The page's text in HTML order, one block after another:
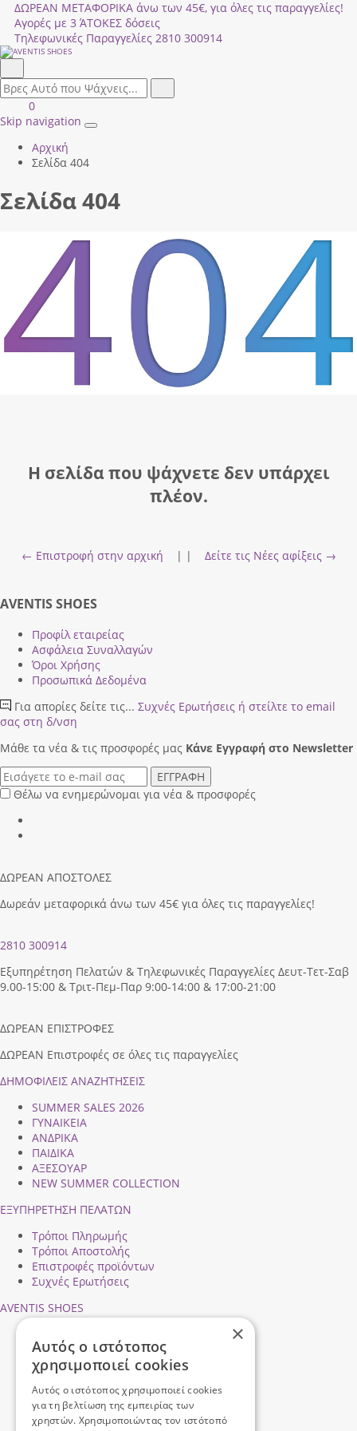
ΔΩΡΕΑΝ ΜΕΤΑΦΟΡΙΚΑ άνω των 45€, για όλες τις παραγγελίες!
Αγορές με 3 ΆΤΟΚΕΣ δόσεις
Τηλεφωνικές Παραγγελίες 2810 300914
field.search
Είσοδος
|
ΚΑΛΑΘΙ
ΑΓΟΡΩΝ
0
Skip navigation
Toggle
Αρχική
Σελίδα 404
Σελίδα 404
Η σελίδα που ψάχνετε δεν υπάρχει
πλέον.
← Επιστροφή στην αρχική | | Δείτε τις Νέες αφίξεις →
AVENTIS SHOES
Προφίλ εταιρείας
Ασφάλεια Συναλλαγών
Όροι Χρήσης
Προσωπικά Δεδομένα
Για απορίες δείτε τις... Συχνές Ερωτήσεις ή στείλτε το email
σας στη δ/νση
Μάθε τα νέα & τις προσφορές μας Κάνε Eγγραφή στο Newsletter
ΕΓΓΡΑΦΗ
Θέλω να ενημερώνομαι για νέα & προσφορές
ΔΩΡΕΑΝ ΑΠΟΣΤΟΛΕΣ
Δωρεάν μεταφορικά άνω των 45€ για όλες τις παραγγελίες!
2810 300914
Εξυπηρέτηση Πελατών & Τηλεφωνικές Παραγγελίες Δευτ-Τετ-Σαβ
9.00-15:00 & Τριτ-Πεμ-Παρ 9:00-14:00 & 17:00-21:00
ΔΩΡΕΑΝ ΕΠΙΣΤΡΟΦΕΣ
ΔΩΡΕΑΝ Επιστροφές σε όλες τις παραγγελίες
ΔΗΜΟΦΙΛEIΣ ΑΝΑΖΗΤΗΣΕΙΣ
SUMMER SALES 2026
ΓΥΝΑΙΚΕΙΑ
ΑΝΔΡΙΚΑ
ΠΑΙΔΙΚΑ
ΑΞΕΣΟΥΑΡ
NEW SUMMER COLLECTION
ΕΞΥΠΗΡΕΤΗΣΗ ΠΕΛΑΤΩΝ
Τρόποι Πληρωμής
Τρόποι Αποστολής
Επιστροφές προϊόντων
Συχνές Ερωτήσεις
AVENTIS SHOES
Ασφάλεια Συναλλαγών
Προσωπικά Δεδομένα
Όροι Χρήσης
×
Αυτός ο ιστότοπος
χρησιμοποιεί cookies
Αυτός ο ιστότοπος χρησιμοποιεί cookies
για τη βελτίωση της εμπειρίας των
χρηστών. Χρησιμοποιώντας τον ιστότοπό